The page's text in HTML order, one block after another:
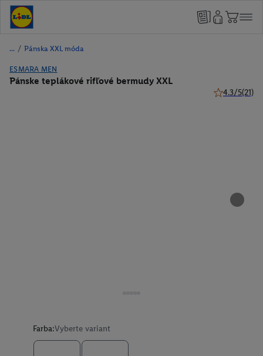
/ Pánska XXL móda
ESMARA MEN
Pánske teplákové rifľové bermudy XXL
4.3/5(21)
Farba:Vyberte variant